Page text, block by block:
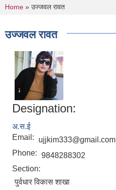
You are here
Home » उज्जवल रावत
उज्जवल रावत
Designation:
अ.स.ई
Email:
ujjkim333@gmail.com
Phone: 9848288302
Section:
पुर्वधार विकास शाखा